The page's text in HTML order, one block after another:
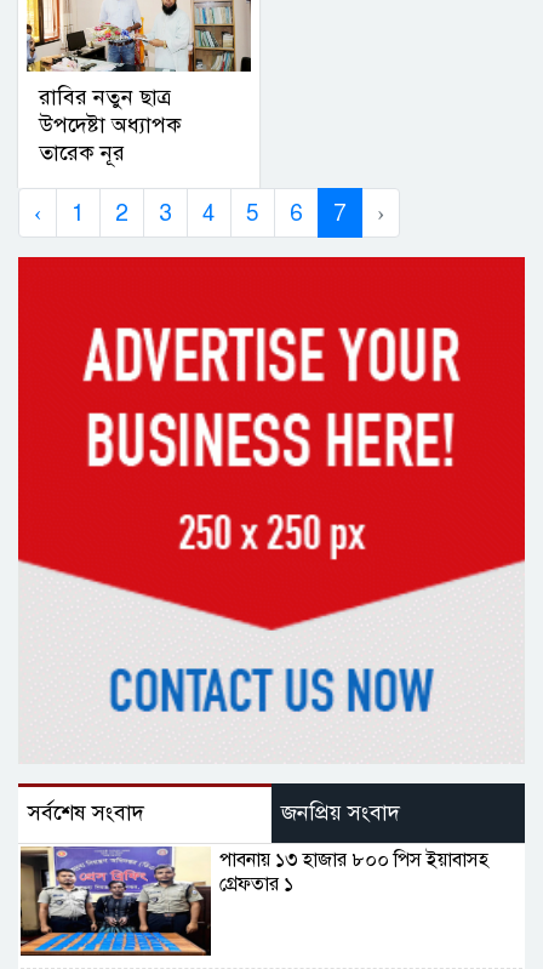
রাবির নতুন ছাত্র
উপদেষ্টা অধ্যাপক
তারেক নূর
‹ 1 2 3 4 5 6 7 ›
সর্বশেষ সংবাদ জনপ্রিয় সংবাদ
পাবনায় ১৩ হাজার ৮০০ পিস ইয়াবাসহ
গ্রেফতার ১